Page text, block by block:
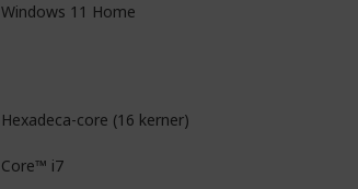
Windows 11 Home
Hexadeca-core (16 kerner)
Core™ i7